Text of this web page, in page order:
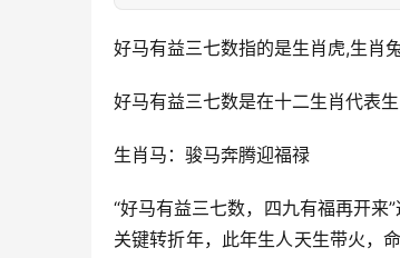
好马有益三七数指的是生肖虎,生肖
好马有益三七数是在十二生肖代表
生肖马：骏马奔腾迎福禄
“好马有益三七数，四九有福再开来
关键转折年，此年生人天生带火，